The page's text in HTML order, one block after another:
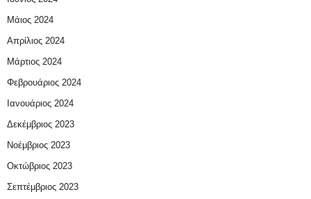
Μάιος 2024
Απρίλιος 2024
Μάρτιος 2024
Φεβρουάριος 2024
Ιανουάριος 2024
Δεκέμβριος 2023
Νοέμβριος 2023
Οκτώβριος 2023
Σεπτέμβριος 2023